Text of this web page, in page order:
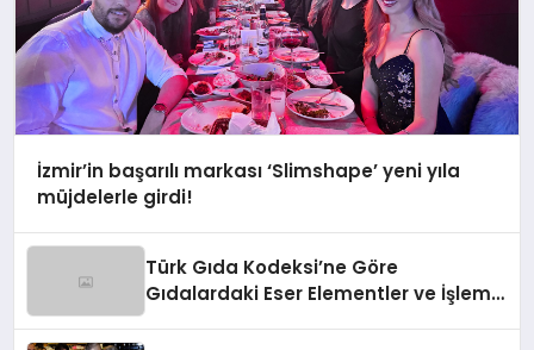
İzmir’in başarılı markası ‘Slimshape’ yeni yıla
müjdelerle girdi!
Türk Gıda Kodeksi’ne Göre
Gıdalardaki Eser Elementler ve İşleme